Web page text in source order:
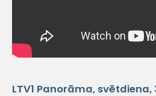
LTV1 Panorāma, svētdiena,